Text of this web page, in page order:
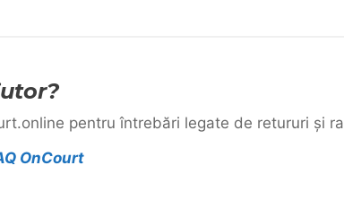
pentru întrebări legate de retururi și
OnCourt